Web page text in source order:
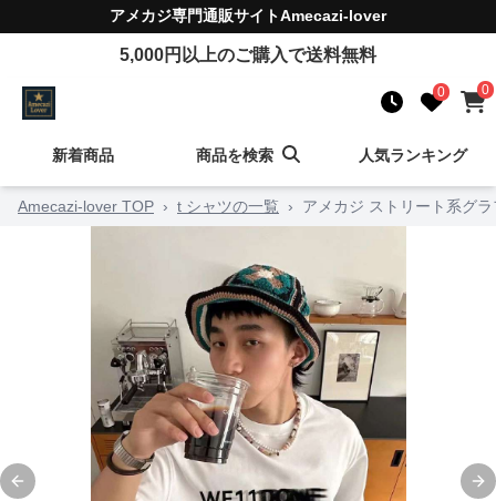
アメカジ専門通販サイトAmecazi-lover
5,000円以上のご購入で送料無料
0 0
新着商品 商品を検索 人気ランキング
Amecazi-lover TOP › t シャツの一覧 › アメカジ ストリート系グ
Previous slide